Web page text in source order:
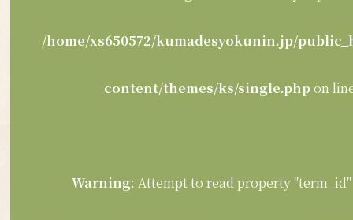
/home/xs650572/kumadesyokunin.jp/
content/themes/ks/single.phpon
Warning: Attempt to read property